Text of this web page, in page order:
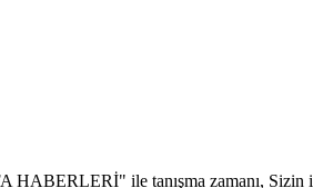
ile tanışma zamanı, Sizin